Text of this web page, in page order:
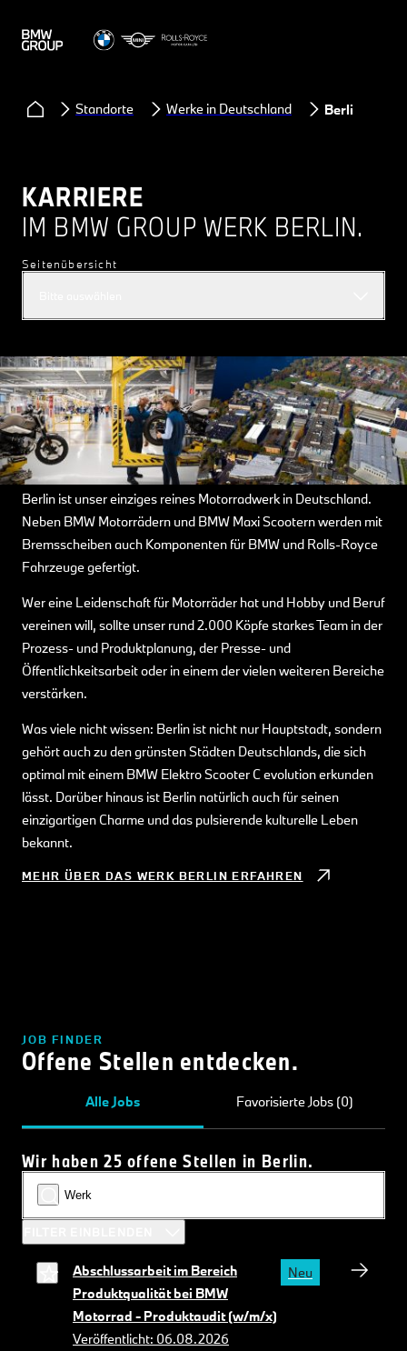
Standorte Werke in Deutschland Berlin
KARRIERE
IM BMW GROUP WERK BERLIN.
Seitenübersicht
Berlin ist unser einziges reines Motorradwerk in Deutschland.
Neben BMW Motorrädern und BMW Maxi Scootern werden mit
Bremsscheiben auch Komponenten für BMW und Rolls-Royce
Fahrzeuge gefertigt.
Wer eine Leidenschaft für Motorräder hat und Hobby und Beruf
vereinen will, sollte unser rund 2.000 Köpfe starkes Team in der
Prozess- und Produktplanung, der Presse- und
Öffentlichkeitsarbeit oder in einem der vielen weiteren Bereiche
verstärken.
Was viele nicht wissen: Berlin ist nicht nur Hauptstadt, sondern
gehört auch zu den grünsten Städten Deutschlands, die sich
optimal mit einem BMW Elektro Scooter C evolution erkunden
lässt. Darüber hinaus ist Berlin natürlich auch für seinen
einzigartigen Charme und das pulsierende kulturelle Leben
bekannt.
MEHR ÜBER DAS WERK BERLIN ERFAHREN
JOB FINDER
Offene Stellen entdecken.
Alle Jobs Favorisierte Jobs (0)
Wir haben 25 offene Stellen in Berlin.
Abschlussarbeit im Bereich
Produktqualität bei BMW
Motorrad - Produktaudit (w/m/x)
Veröffentlicht: 06.08.2026
Neu